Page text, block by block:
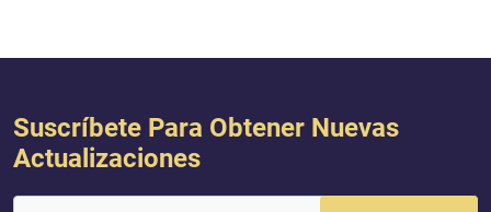
Suscríbete Para Obtener Nuevas
Actualizaciones